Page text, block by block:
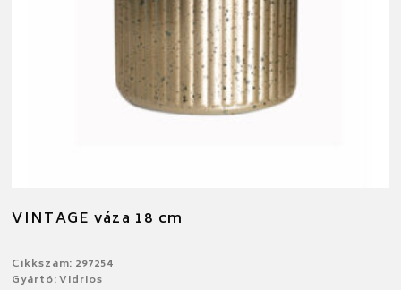
VINTAGE váza 18 cm
Cikkszám: 297254
Gyártó: Vidrios